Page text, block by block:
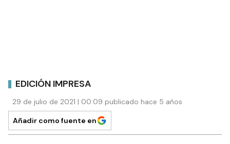
EDICIÓN IMPRESA
29 de julio de 2021 | 00:09 publicado hace 5 años
Añadir como fuente en